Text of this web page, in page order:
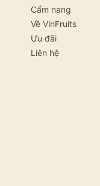
Cẩm nang
Về VinFruits
Ưu đãi
Liên hệ